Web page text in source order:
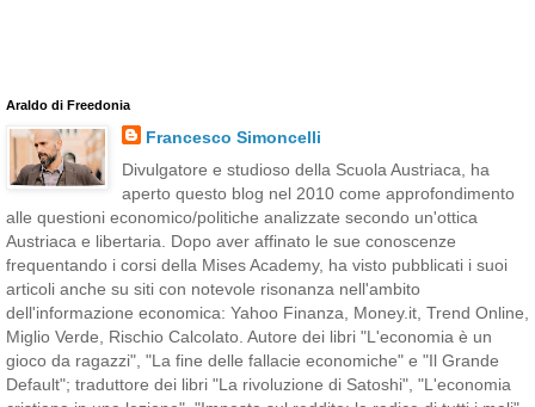
Araldo di Freedonia
Francesco Simoncelli
Divulgatore e studioso della Scuola Austriaca, ha
aperto questo blog nel 2010 come approfondimento
alle questioni economico/politiche analizzate secondo un'ottica
Austriaca e libertaria. Dopo aver affinato le sue conoscenze
frequentando i corsi della Mises Academy, ha visto pubblicati i suoi
articoli anche su siti con notevole risonanza nell'ambito
dell'informazione economica: Yahoo Finanza, Money.it, Trend Online,
Miglio Verde, Rischio Calcolato. Autore dei libri "L'economia è un
gioco da ragazzi", "La fine delle fallacie economiche" e "Il Grande
Default"; traduttore dei libri "La rivoluzione di Satoshi", "L'economia